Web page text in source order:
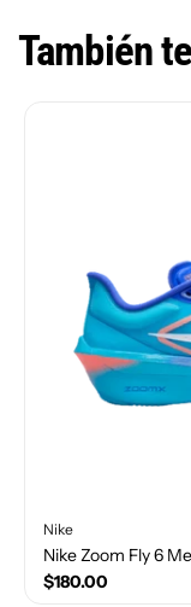
También
Nike
Nike Zoom Fly 6
$180.00